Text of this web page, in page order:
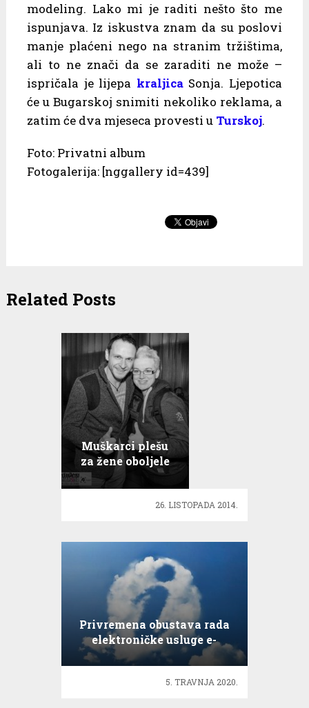
modeling. Lako mi je raditi nešto što me
ispunjava. Iz iskustva znam da su poslovi
manje plaćeni nego na stranim tržištima,
ali to ne znači da se zaraditi ne može –
ispričala je lijepa kraljicaSonja. Ljepotica
će u Bugarskoj snimiti nekoliko reklama, a
zatim će dva mjeseca provesti u Turskoj.
Foto: Privatni album
Fotogalerija: [nggallery id=439]
Related Posts
Muškarci plešu
za žene oboljele
od raka!
26. LISTOPADA 2014.
Privremena obustava rada
elektroničke usluge e-
Prijava boravišta hrvatskih
državljana
5. TRAVNJA 2020.